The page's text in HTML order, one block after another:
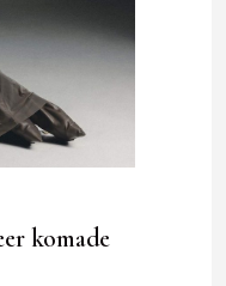
komade